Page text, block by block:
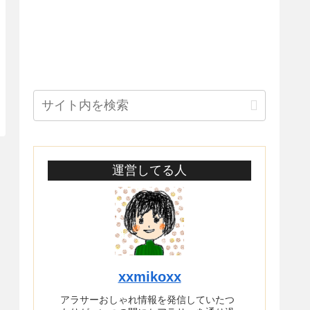
運営してる人
xxmikoxx
アラサーおしゃれ情報を発信していたつ